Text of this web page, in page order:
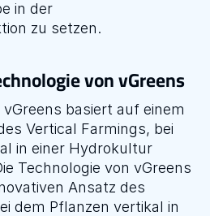
in der
zu setzen.
von vGreens
basiert auf einem
Vertical Farmings, bei
in einer Hydrokultur
Technologie von vGreens
Ansatz des
dem Pflanzen vertikal in